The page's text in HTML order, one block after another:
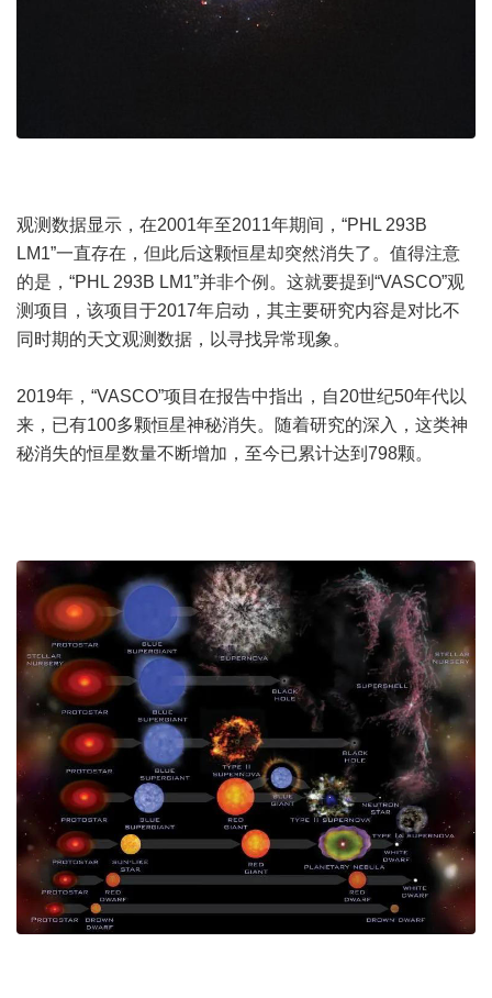
观测数据显示，在2001年至2011年期间，“PHL 293B
LM1”一直存在，但此后这颗恒星却突然消失了。值得注意
的是，“PHL 293B LM1”并非个例。这就要提到“VASCO”观
测项目，该项目于2017年启动，其主要研究内容是对比不
同时期的天文观测数据，以寻找异常现象。
2019年，“VASCO”项目在报告中指出，自20世纪50年代以
来，已有100多颗恒星神秘消失。随着研究的深入，这类神
秘消失的恒星数量不断增加，至今已累计达到798颗。